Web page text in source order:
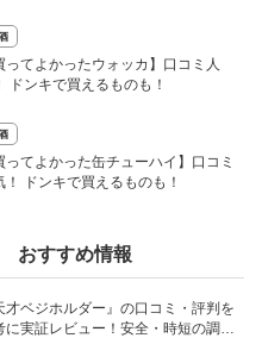
ってよかったウォッカ】口コミ人
ドンキで買えるものも！
ってよかった缶チューハイ】口コミ
！ ドンキで買えるものも！
おすすめ情報
才ベジホルダー』の口コミ・評判を
に実証レビュー！安全・時短の調理